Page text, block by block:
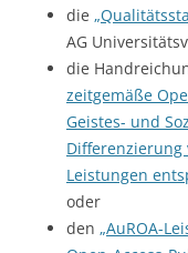
die
AG
die
zeitgemäße
Geistes- und
Differenzierung
Leistungen
oder
den „AuROA-